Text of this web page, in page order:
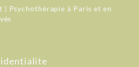
Psychothérapie à Paris et en